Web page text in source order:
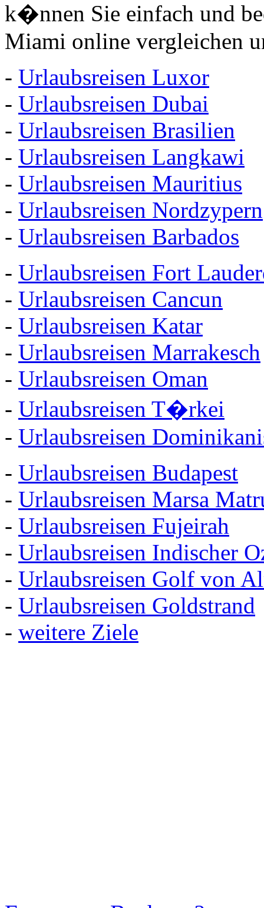
k�nnen Sie einfach und
Miami online vergleichen
- Urlaubsreisen Luxor
- Urlaubsreisen Dubai
- Urlaubsreisen Brasilien
- Urlaubsreisen Langkawi
- Urlaubsreisen Mauritius
- Urlaubsreisen Nordzypern
- Urlaubsreisen Barbados
- Urlaubsreisen Fort
- Urlaubsreisen Cancun
- Urlaubsreisen Katar
- Urlaubsreisen Marrakesch
- Urlaubsreisen Oman
- Urlaubsreisen T�rkei
- Urlaubsreisen
- Urlaubsreisen Budapest
- Urlaubsreisen Marsa
- Urlaubsreisen Fujeirah
- Urlaubsreisen Indischer
- Urlaubsreisen Golf von
- Urlaubsreisen Goldstrand
- weitere Ziele